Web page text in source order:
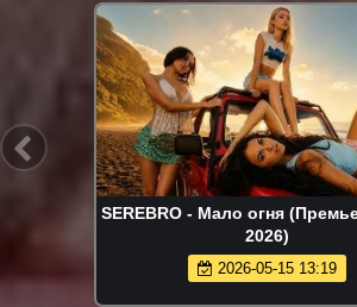
SEREBRO - Мало огня
2026)
2026-05-15 13:19